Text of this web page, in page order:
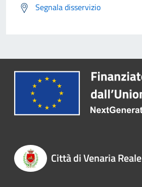
Segnala disservizio
Città di Venaria Reale